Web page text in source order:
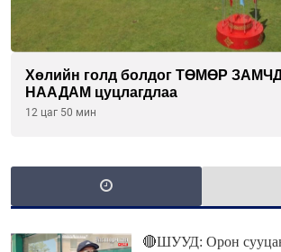
Хөлийн голд болдог ТӨМӨР
НААДАМ цуцлагдлаа
12 цаг 50 мин
🔴ШУУД: Орон